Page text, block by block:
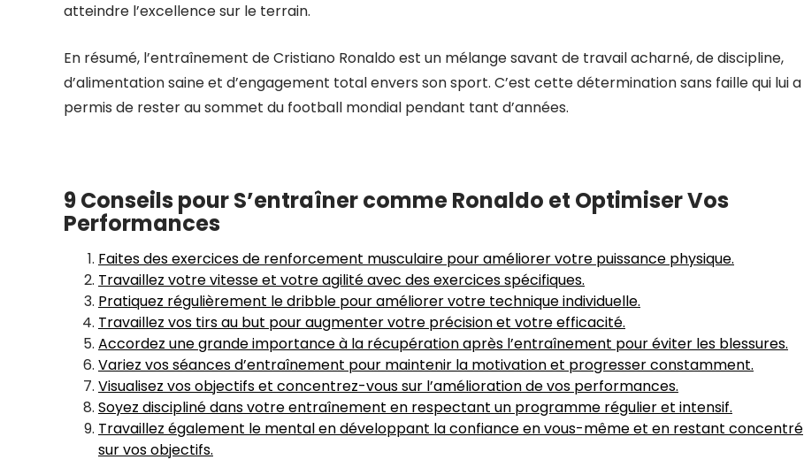
atteindre l’excellence sur le terrain.
En résumé, l’entraînement de Cristiano Ronaldo est un mélange savant de travail acharné, de discipline,
d’alimentation saine et d’engagement total envers son sport. C’est cette détermination sans faille qui lui a
permis de rester au sommet du football mondial pendant tant d’années.
9 Conseils pour S’entraîner comme Ronaldo et Optimiser Vos
Performances
Faites des exercices de renforcement musculaire pour améliorer votre puissance physique.
Travaillez votre vitesse et votre agilité avec des exercices spécifiques.
Pratiquez régulièrement le dribble pour améliorer votre technique individuelle.
Travaillez vos tirs au but pour augmenter votre précision et votre efficacité.
Accordez une grande importance à la récupération après l’entraînement pour éviter les blessures.
Variez vos séances d’entraînement pour maintenir la motivation et progresser constamment.
Visualisez vos objectifs et concentrez-vous sur l’amélioration de vos performances.
Soyez discipliné dans votre entraînement en respectant un programme régulier et intensif.
Travaillez également le mental en développant la confiance en vous-même et en restant concentré
sur vos objectifs.